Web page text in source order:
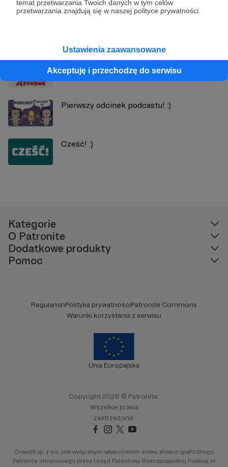
temat przetwarzania Twoich danych w tym celów
przetwarzania znajdują się w naszej polityce prywatności.
Ustawienia zaawansowane
Akceptuję i przechodzę do serwisu
Nowe odcinki podcastu!
Pierwszy odcinek podcastu! :)
Cześć! :)
Kategorie
O Patronite
Dodatkowe produkty
Pomoc
RegulaminPolityka prywatnościPatronite Commons
Warunki korzystania z serwisu
Unia Europejska
Copyright 2026 © Patronite.
Wszelkie prawa
zastrzeżone.
Crowd8 sp. z o.o. jest wyłącznym właścicielem znaku słowno-graficznego
Patronite chronionego przez Urząd Patentowy Rzeczpospolitej Polskiej nr